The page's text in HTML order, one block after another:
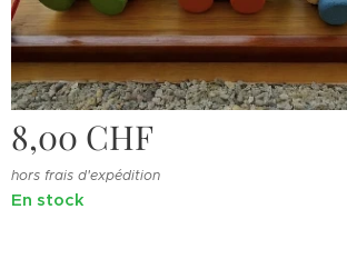
8,00 CHF
hors frais d'expédition
En stock